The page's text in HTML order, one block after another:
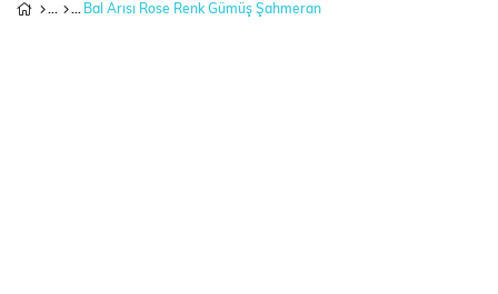
Bal Arısı Rose Renk Gümüş Şahmeran